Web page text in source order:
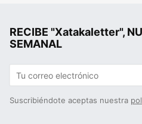
RECIBE "Xatakaletter",
SEMANAL
Suscribiéndote aceptas nuestra